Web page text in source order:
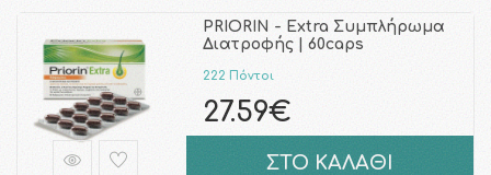
PRIORIN - Extra Συμπλήρωμα
Διατροφής | 60caps
222 Πόντοι
27.59€
ΣΤΟ ΚΑΛΑΘΙ